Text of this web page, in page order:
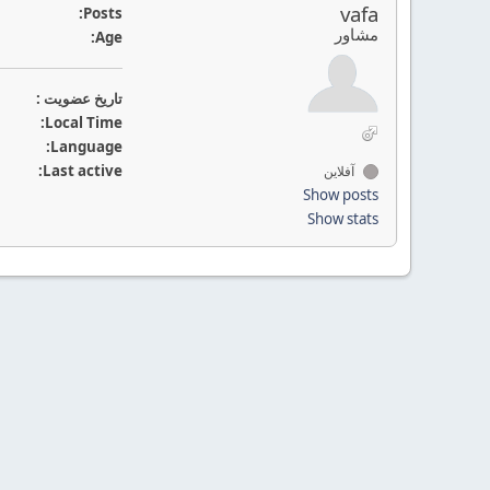
vafa
مشاور
آفلاین
Show posts
Show stats
Posts:
Age:
تاريخ عضويت :
Local Time:
Language:
Last active: